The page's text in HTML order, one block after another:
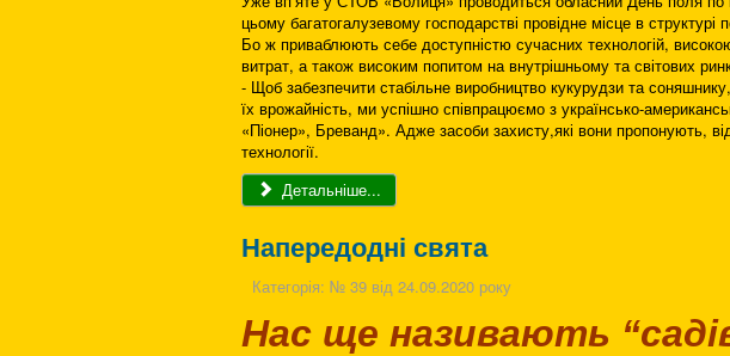
цьому багатогалузевому господарстві провідне місце в
Бо ж приваблюють себе доступністю сучасних технологій,
витрат, а також високим попитом на внутрішньому та світових
- Щоб забезпечити стабільне виробництво кукурудзи та
їх врожайність, ми успішно співпрацюємо з українсько-
«Піонер», Бреванд». Адже засоби захисту,які вони пропонують,
технології.
Детальніше...
Напередодні свята
Категорія: № 39 від 24.09.2020 року
Нас ще називають